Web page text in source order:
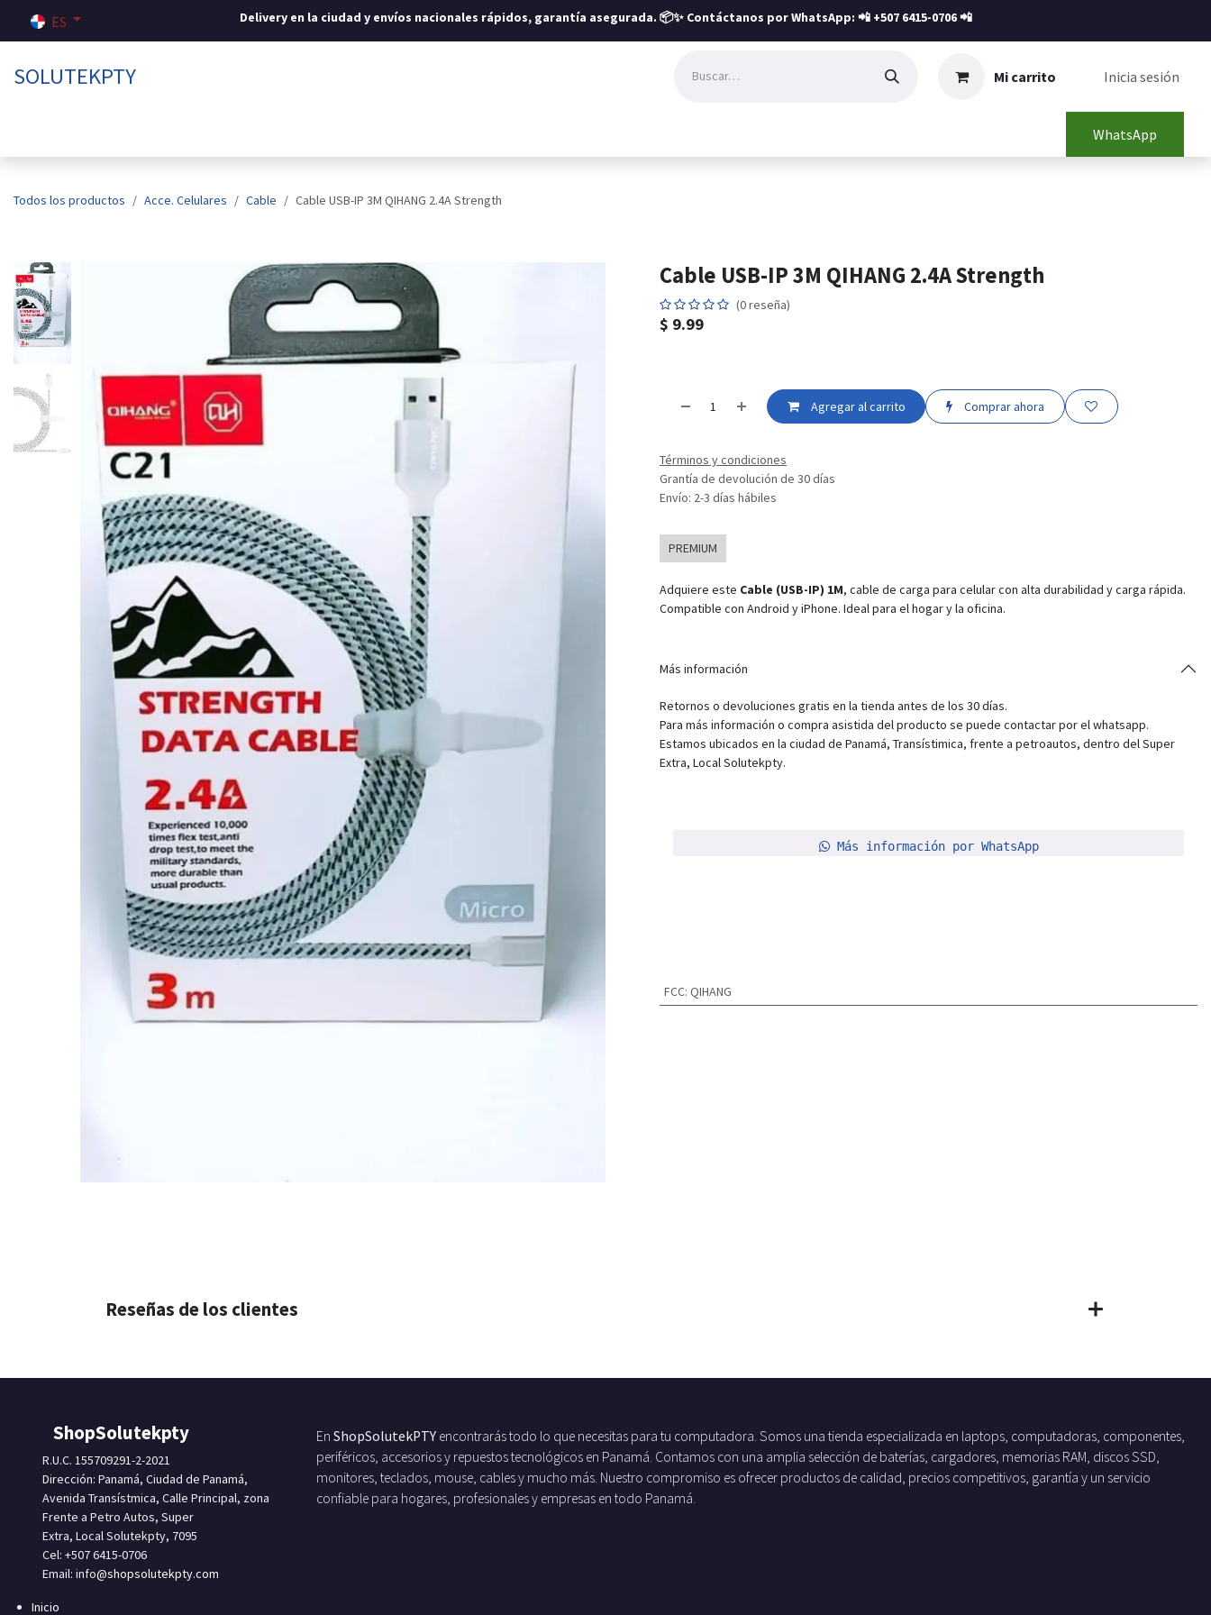
ES Delivery en la ciudad y envíos nacionales rápidos, garantía asegurada. 📦✨ Contáctanos por WhatsApp: 📲 +507 6415-0706📲
SOLUTEKPTY Mi carrito Inicia sesión
WhatsApp
Todos los productos Acce. Celulares Cable Cable USB-IP 3M QIHANG 2.4A Strength
Cable USB-IP 3M QIHANG 2.4A Strength
(0 reseña)
$ 9.99
Agregar al carrito Comprar ahora
Términos y condiciones
Grantía de devolución de 30 días
Envío: 2-3 días hábiles
PREMIUM
Adquiere este Cable (USB-IP) 1M, cable de carga para celular con alta durabilidad y carga rápida.
Compatible con Android y iPhone. Ideal para el hogar y la oficina.
Más información
Retornos o devoluciones gratis en la tienda antes de los 30 días.
Para más información o compra asistida del producto se puede contactar por el whatsapp.
Estamos ubicados en la ciudad de Panamá, Transístimica, frente a petroautos, dentro del Super
Extra, Local Solutekpty.
Más información por WhatsApp
FCC: QIHANG
Reseñas de los clientes
ShopSolutekpty
R.U.C. 155709291-2-2021
Dirección: Panamá, Ciudad de Panamá,
Avenida Transístmica, Calle Principal, zona
Frente a Petro Autos, Super
Extra, Local Solutekpty, 7095
Cel: +507 6415-0706
Email: info@shopsolutekpty.com
En ShopSolutekPTY encontrarás todo lo que necesitas para tu computadora. Somos una tienda especializada en laptops, computadoras, componentes,
periféricos, accesorios y repuestos tecnológicos en Panamá. Contamos con una amplia selección de baterías, cargadores, memorias RAM, discos SSD,
monitores, teclados, mouse, cables y mucho más. Nuestro compromiso es ofrecer productos de calidad, precios competitivos, garantía y un servicio
confiable para hogares, profesionales y empresas en todo Panamá.
Inicio